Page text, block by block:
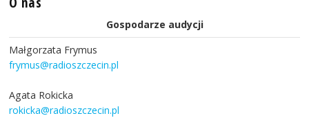
Gospodarze audycji
Małgorzata Frymus
frymus@radioszczecin.pl
Agata Rokicka
rokicka@radioszczecin.pl